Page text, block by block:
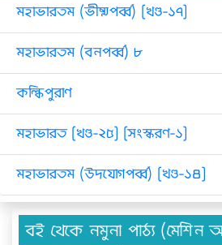
মহাভারতম (ভীষ্মপর্ব্ব) [খণ্ড-১৭]
মহাভারতম (বনপর্ব্ব) ৮
কল্কিপুরাণ
মহাভারত [খণ্ড-২৫] [সংস্করণ-১]
মহাভারতম (উদযোগপর্ব্ব) [খণ্ড-১৪]
বই থেকে নমুনা পাঠ্য (মেশিন